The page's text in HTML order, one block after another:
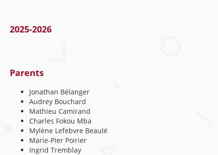
2025-2026
Parents
Jonathan Bélanger
Audrey Bouchard
Mathieu Camirand
Charles Fokou Mba
Mylène Lefebvre Beaulé
Marie-Pier Poirier
Ingrid Tremblay